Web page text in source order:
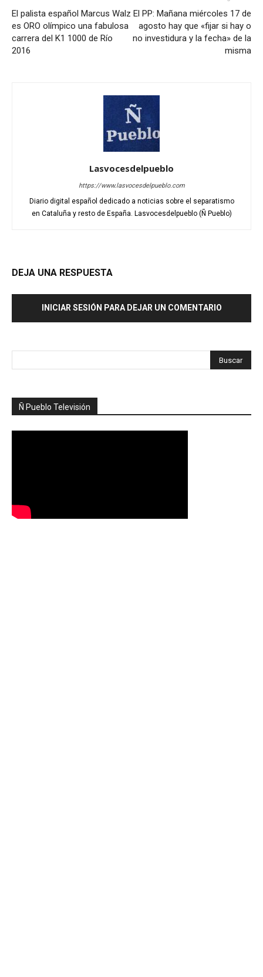
El palista español Marcus Walz
es ORO olímpico una fabulosa
carrera del K1 1000 de Río
2016
El PP: Mañana miércoles 17 de
agosto hay que «fijar si hay o
no investidura y la fecha» de la
misma
Lasvocesdelpueblo
https://www.lasvocesdelpueblo.com
Diario digital español dedicado a noticias sobre el separatismo
en Cataluña y resto de España. Lasvocesdelpueblo (Ñ Pueblo)
DEJA UNA RESPUESTA
INICIAR SESIÓN PARA DEJAR UN COMENTARIO
Ñ Pueblo Televisión